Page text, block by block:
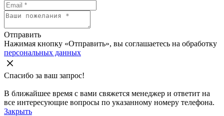
Отправить
Нажимая кнопку «Отправить», вы соглашаетесь на обработку
персональных данных
Спасибо за ваш запрос!
В ближайшее время с вами свяжется менеджер и ответит на
все интересующие вопросы по указанному номеру телефона.
Закрыть